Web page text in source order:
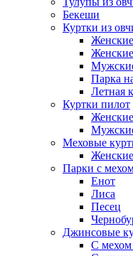
Бекеши
Куртки из
Женские
Парка
Летная
Куртки пилот
Женские
Меховые
Женские
Парки с
Енот
Лиса
Песец
Джинсовые
С мехом